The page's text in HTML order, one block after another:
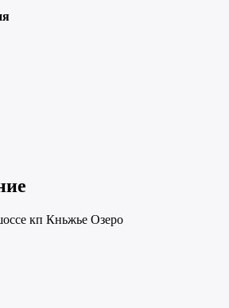
кп Кньжье Озеро